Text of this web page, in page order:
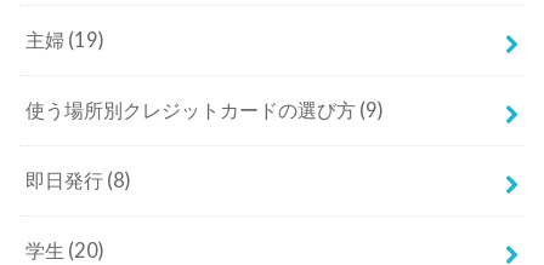
主婦 (19)
使う場所別クレジットカードの選び方 (9)
即日発行 (8)
学生 (20)